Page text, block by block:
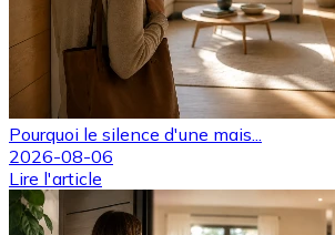
Pourquoi le silence d'une mais...
2026-08-06
Lire l'article